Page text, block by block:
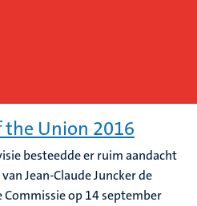
the Union 2016
besteedde er ruim aandacht
Jean-Claude Juncker de
Commissie op 14 september